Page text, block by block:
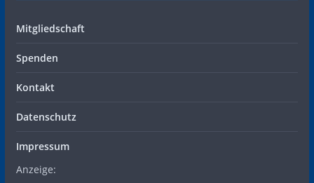
Mitgliedschaft
Spenden
Kontakt
Datenschutz
Impressum
Anzeige: